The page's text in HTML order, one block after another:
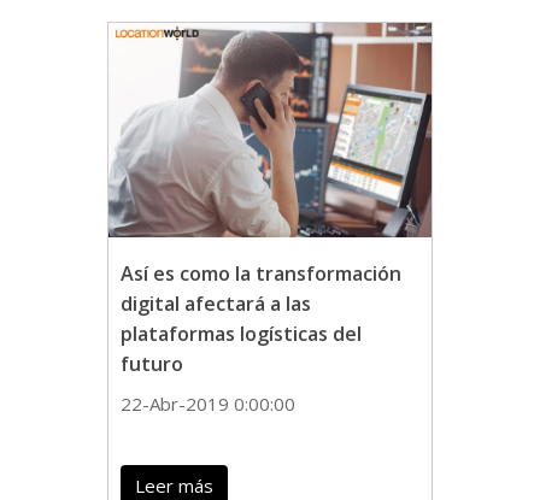
Así es como la transformación
digital afectará a las
plataformas logísticas del
futuro
22-Abr-2019 0:00:00
Leer más